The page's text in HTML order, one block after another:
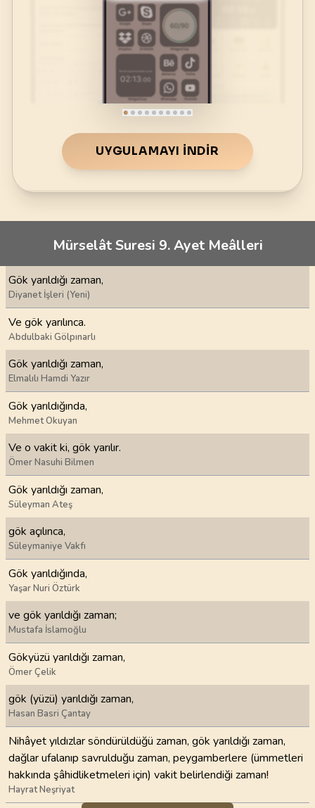
UYGULAMAYI İNDIR
Mürselât Suresi 9. Ayet Meâlleri
Gök yarıldığı zaman,
Diyanet İşleri (Yeni)
Ve gök yarılınca.
Abdulbaki Gölpınarlı
Gök yarıldığı zaman,
Elmalılı Hamdi Yazır
Gök yarıldığında,
Mehmet Okuyan
Ve o vakit ki, gök yarılır.
Ömer Nasuhi Bilmen
Gök yarıldığı zaman,
Süleyman Ateş
gök açılınca,
Süleymaniye Vakfı
Gök yarıldığında,
Yaşar Nuri Öztürk
ve gök yarıldığı zaman;
Mustafa İslamoğlu
Gökyüzü yarıldığı zaman,
Ömer Çelik
gök (yüzü) yarıldığı zaman,
Hasan Basri Çantay
Nihâyet yıldızlar söndürüldüğü zaman, gök yarıldığı zaman,
dağlar ufalanıp savrulduğu zaman, peygamberlere (ümmetleri
hakkında şâhidliketmeleri için) vakit belirlendiği zaman!
Hayrat Neşriyat